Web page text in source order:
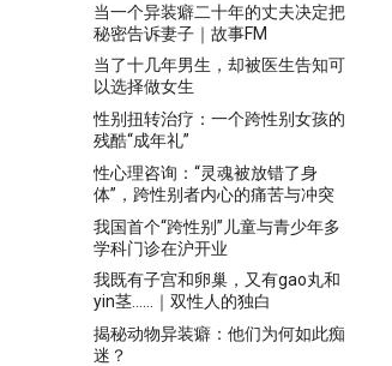
当一个异装癖二十年的丈夫决定把
秘密告诉妻子｜故事FM
当了十几年男生，却被医生告知可
以选择做女生
性别扭转治疗：一个跨性别女孩的
残酷“成年礼”
性心理咨询：“灵魂被放错了身
体”，跨性别者内心的痛苦与冲突
我国首个“跨性别”儿童与青少年多
学科门诊在沪开业
我既有子宫和卵巢，又有gao丸和
yin茎……｜双性人的独白
揭秘动物异装癖：他们为何如此痴
迷？